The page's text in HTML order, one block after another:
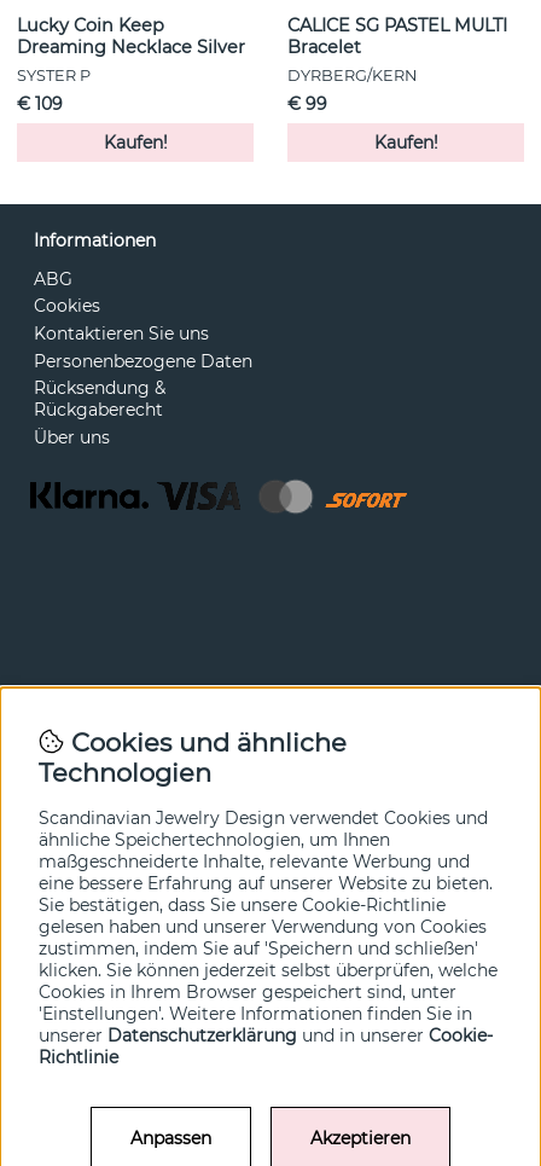
Lucky Coin Keep
Dreaming Necklace Silver
SYSTER P
€ 109
Kaufen!
CALICE SG PASTEL MULTI
Bracelet
DYRBERG/KERN
€ 99
Kaufen!
Informationen
ABG
Cookies
Kontaktieren Sie uns
Personenbezogene Daten
Rücksendung &
Rückgaberecht
Über uns
Newsletter
In unserem Newsletter erfahren Sie vor allen anderen
hier an.
Ja bitte!
Cookies und ähnliche
Technologien
Scandinavian Jewelry Design verwendet Cookies und
ähnliche Speichertechnologien, um Ihnen
maßgeschneiderte Inhalte, relevante Werbung und
eine bessere Erfahrung auf unserer Website zu bieten.
Sie bestätigen, dass Sie unsere Cookie-Richtlinie
gelesen haben und unserer Verwendung von Cookies
zustimmen, indem Sie auf 'Speichern und schließen'
klicken. Sie können jederzeit selbst überprüfen, welche
Cookies in Ihrem Browser gespeichert sind, unter
'Einstellungen'. Weitere Informationen finden Sie in
unserer Datenschutzerklärung und in unserer Cookie-
Richtlinie
Anpassen Akzeptieren